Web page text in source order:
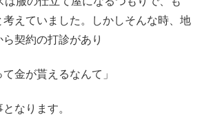
考えていました。しかしそんな時、地
契約の打診があり
金が貰えるなんて」
なります。